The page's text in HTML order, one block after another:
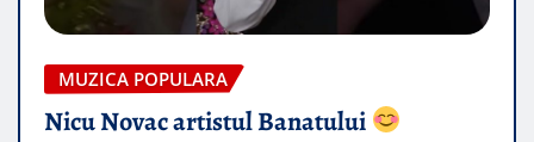
MUZICA POPULARA
Nicu Novac artistul Banatului